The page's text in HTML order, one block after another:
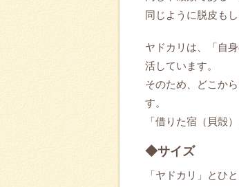
同じように脱皮もし
ヤドカリは、「自
活しています。
そのため、どこか
す。
「借りた宿（貝殻
◆サイズ
「ヤドカリ」とひ